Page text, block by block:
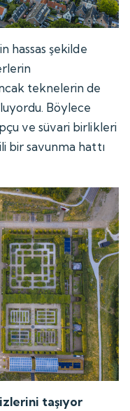
hassas şekilde
teknelerin de
Böylece
ve süvari birlikleri
bir savunma hattı
taşıyor